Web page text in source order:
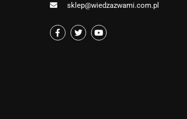
sklep@wiedzazwami.com.pl